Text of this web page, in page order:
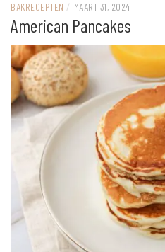
BAKRECEPTEN / MAART 31, 2024
American Pancakes